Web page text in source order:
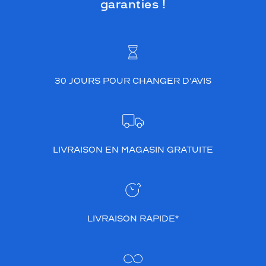
garanties !
30 JOURS POUR CHANGER D’AVIS
LIVRAISON EN MAGASIN GRATUITE
LIVRAISON RAPIDE*